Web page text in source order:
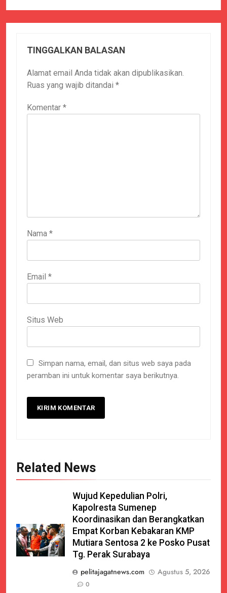
TINGGALKAN BALASAN
Alamat email Anda tidak akan dipublikasikan.
Ruas yang wajib ditandai *
Komentar *
Nama *
Email *
Situs Web
Simpan nama, email, dan situs web saya pada
peramban ini untuk komentar saya berikutnya.
Related News
Wujud Kepedulian Polri,
Kapolresta Sumenep
Koordinasikan dan Berangkatkan
Empat Korban Kebakaran KMP
Mutiara Sentosa 2 ke Posko Pusat
Tg. Perak Surabaya
pelitajagatnews.com
Agustus 5, 2026
0